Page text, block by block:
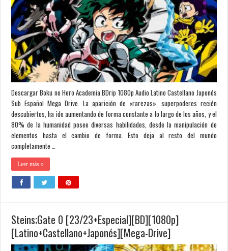
Descargar Boku no Hero Academia BDrip 1080p Audio Latino Castellano Japonés
Sub Español Mega Drive. La aparición de «rarezas», superpoderes recién
descubiertos, ha ido aumentando de forma constante a lo largo de los años, y el
80% de la humanidad posee diversas habilidades, desde la manipulación de
elementos hasta el cambio de forma. Esto deja al resto del mundo
completamente …
Leer más »
Steins;Gate 0 [23/23+Especial][BD][1080p]
[Latino+Castellano+Japonés][Mega-Drive]